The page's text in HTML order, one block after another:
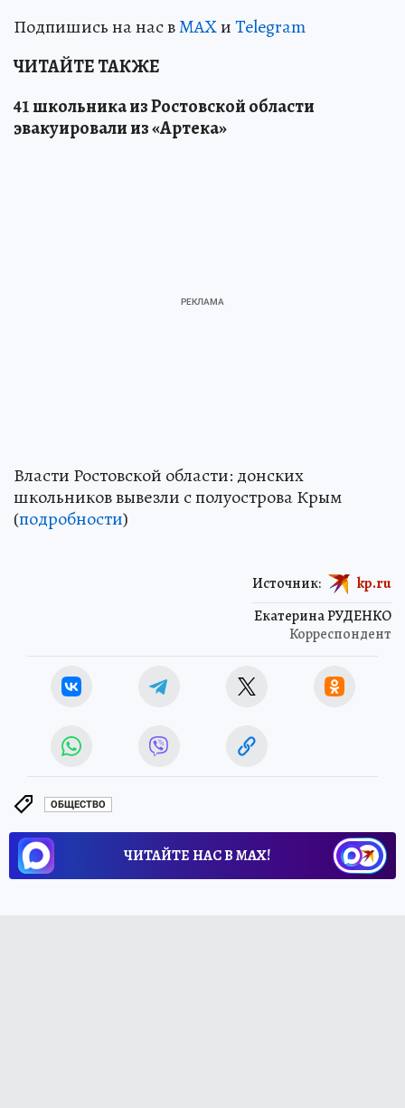
Подпишись на нас вMAXиTelegram
ЧИТАЙТЕ ТАКЖЕ
41 школьника из Ростовской области
эвакуировали из «Артека»
Власти Ростовской области: донских
школьников вывезли с полуострова Крым
(подробности)
Екатерина РУДЕНКО
Корреспондент
Источник: kp.ru
ОБЩЕСТВО
ЧИТАЙТЕ НАС В МАХ!